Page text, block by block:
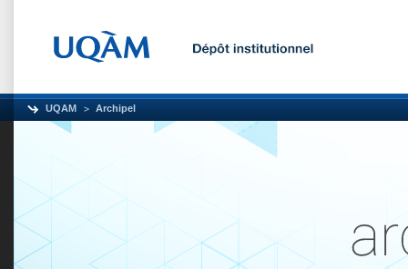
UQAM Archipel